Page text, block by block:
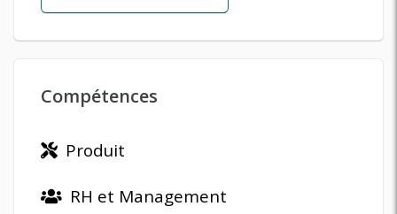
Compétences
Produit
RH et Management